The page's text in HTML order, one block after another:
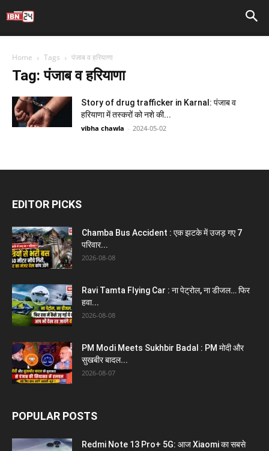
Home Tags पंजाब व हरियाणा
Tag: पंजाब व हरियाणा
Story of drug trafficker in Karnal: पंजाब व
हरियाणा में तस्करों को नशे की...
vibha chawla - 2024-05-02
EDITOR PICKS
Chamba Bus Accident : एक झटके में उजड़ गए 7
परिवार...
2026-08-08
Ravi Tamta Flying Car : ना पेट्रोल, ना डीजल… फिर
हवा...
2026-08-08
PM Modi Meets Sukhbir Badal : PM मोदी और
सुखबीर बादल...
2026-08-07
POPULAR POSTS
Redmi Note 13 Pro+ 5G: आज Xiaomi का सबसे